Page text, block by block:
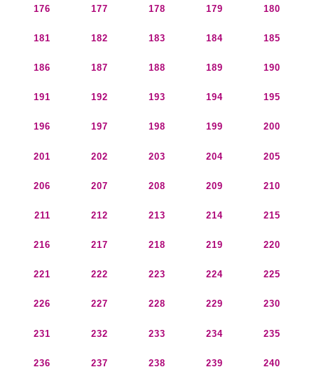
176 177 178 179 180
181 182 183 184 185
186 187 188 189 190
191 192 193 194 195
196 197 198 199 200
201 202 203 204 205
206 207 208 209 210
211 212 213 214 215
216 217 218 219 220
221 222 223 224 225
226 227 228 229 230
231 232 233 234 235
236 237 238 239 240